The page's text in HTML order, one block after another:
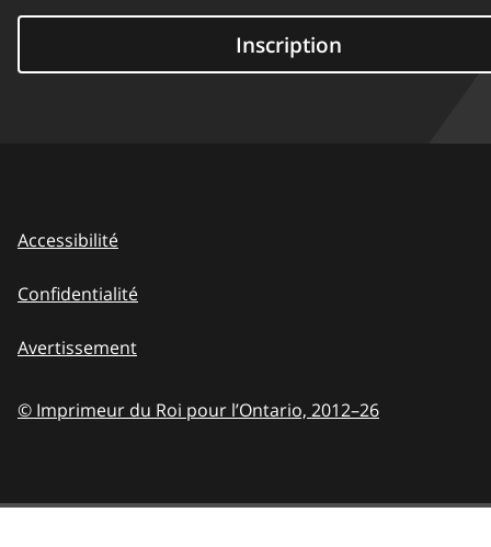
Inscription
Accessibilité
Confidentialité
Avertissement
© Imprimeur du Roi pour l’Ontario, 2012–26